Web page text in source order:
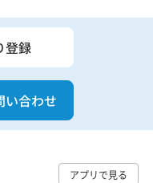
登録
い合わせ
アプリで見る